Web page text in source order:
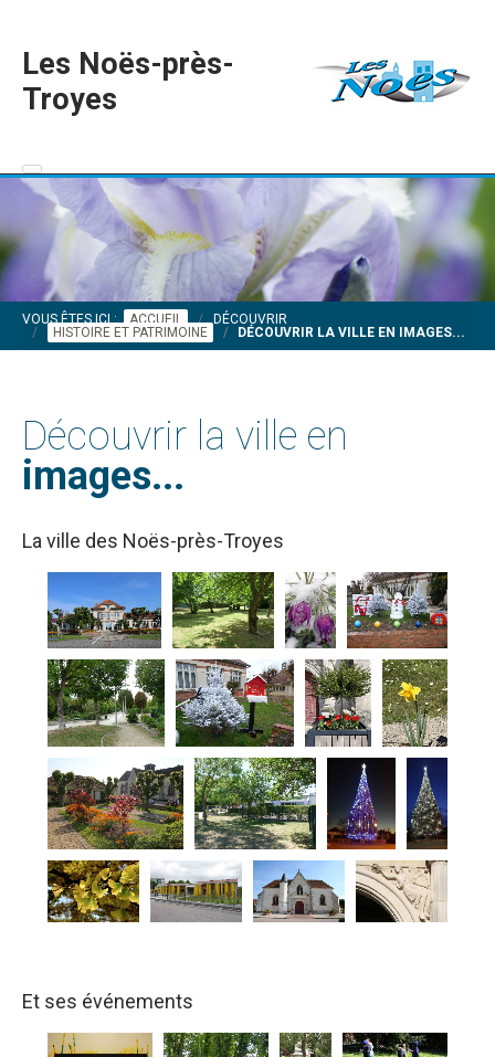
Les Noës-près-
Troyes
VOUS ÊTES ICI : ACCUEIL
DÉCOUVRIR
HISTOIRE ET PATRIMOINE
DÉCOUVRIR LA VILLE EN IMAGES...
Découvrir la ville en
images...
La ville des Noës-près-Troyes
Et ses événements